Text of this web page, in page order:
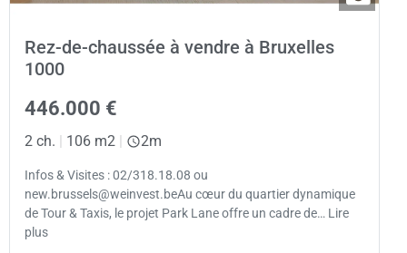
Rez-de-chaussée à vendre à Bruxelles
1000
446.000 €
2 ch. 106 m2 2m
Infos & Visites : 02/318.18.08 ou
new.brussels@weinvest.beAu cœur du quartier dynamique
de Tour & Taxis, le projet Park Lane offre un cadre de… Lire
plus